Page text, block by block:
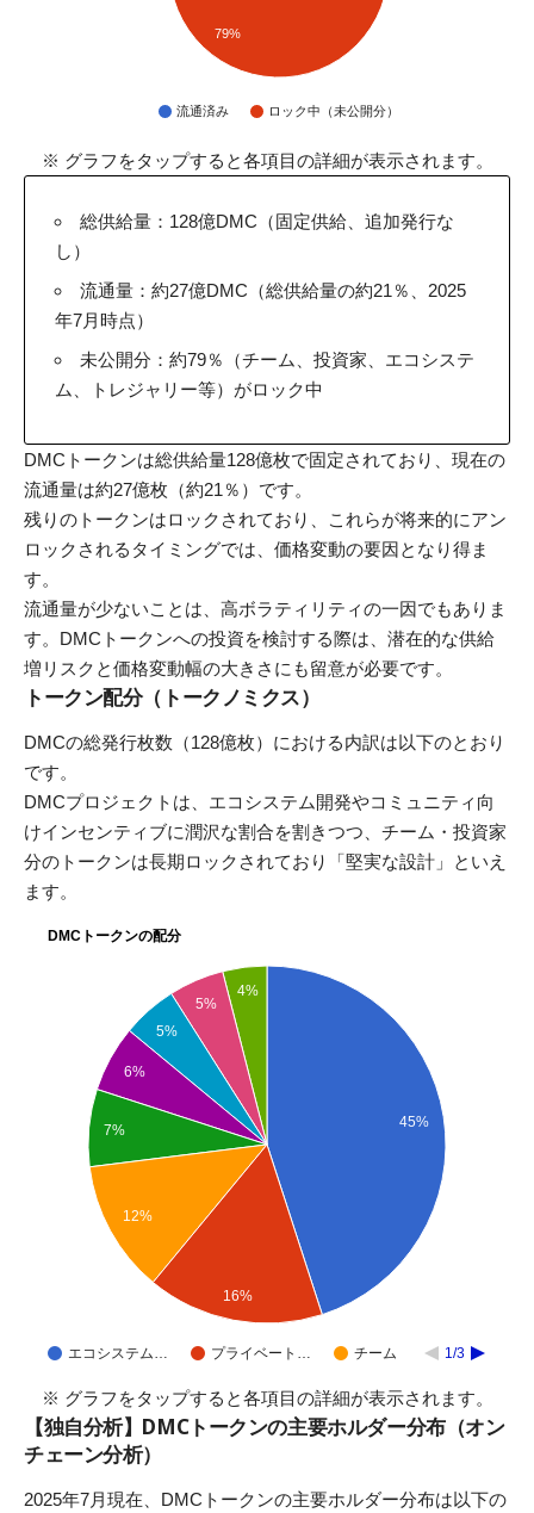
流通済み ロック中（未公開分）
79%
※ グラフをタップすると各項目の詳細が表示されます。
総供給量：128億DMC（固定供給、追加発行な
し）
流通量：約27億DMC（総供給量の約21％、2025
年7月時点）
未公開分：約79％（チーム、投資家、エコシステ
ム、トレジャリー等）がロック中
DMCトークンは総供給量128億枚で固定されており、現在の
流通量は約27億枚（約21％）です。
残りのトークンはロックされており、これらが将来的にアン
ロックされるタイミングでは、価格変動の要因となり得ま
す。
流通量が少ないことは、高ボラティリティの一因でもありま
す。DMCトークンへの投資を検討する際は、潜在的な供給
増リスクと価格変動幅の大きさにも留意が必要です。
トークン配分（トークノミクス）
DMCの総発行枚数（128億枚）における内訳は以下のとおり
です。
DMCプロジェクトは、エコシステム開発やコミュニティ向
けインセンティブに潤沢な割合を割きつつ、チーム・投資家
分のトークンは長期ロックされており「堅実な設計」といえ
ます。
DMCトークンの配分
エコシステム… プライベート… チーム 1/3
45%
4%
5%
5%
6%
7%
12%
16%
※ グラフをタップすると各項目の詳細が表示されます。
【独自分析】DMCトークンの主要ホルダー分布（オン
チェーン分析）
2025年7月現在、DMCトークンの主要ホルダー分布は以下の